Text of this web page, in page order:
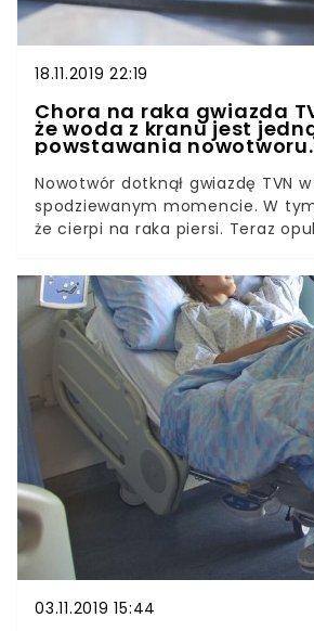
18.11.2019 22:19
Chora na raka gwiazda
że woda z kranu jest
powstawania nowotworu.
ściema”
Nowotwór dotknął gwiazdę TVN
spodziewanym momencie. W tym
że cierpi na raka piersi. Teraz
z przyczyń zachorowań jest…
nie dowierzają, „To ściema”
choroba, której przyczyną są
najlepszych naukowców na
cierpiąca na raka postanowiła
głos w dyskusji i napisała, że
pojawiania się choroby jest
03.11.2019 15:44